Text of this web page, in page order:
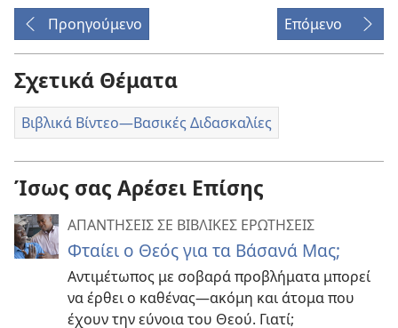
Προηγούμενο Επόμενο
Σχετικά Θέματα
Βιβλικά Βίντεο—Βασικές Διδασκαλίες
Ίσως σας Αρέσει Επίσης
ΑΠΑΝΤΗΣΕΙΣ ΣΕ ΒΙΒΛΙΚΕΣ ΕΡΩΤΗΣΕΙΣ
Φταίει ο Θεός για τα Βάσανά Μας;
Αντιμέτωπος με σοβαρά προβλήματα μπορεί
να έρθει ο καθένας—ακόμη και άτομα που
έχουν την εύνοια του Θεού. Γιατί;